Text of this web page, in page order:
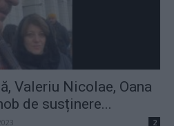
Valeriu Nicolae, Oana
de susținere...
2